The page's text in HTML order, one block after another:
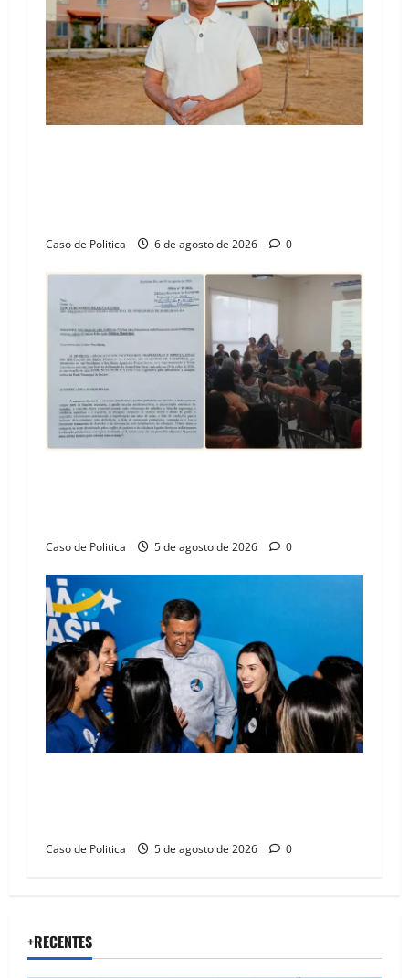
Caso de Politica 6 de agosto de 2026 0
Caso de Politica 5 de agosto de 2026 0
Caso de Politica 5 de agosto de 2026 0
+RECENTES